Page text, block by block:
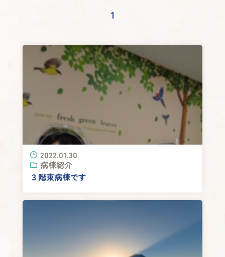
1
2022.01.30
病棟紹介
３階東病棟です